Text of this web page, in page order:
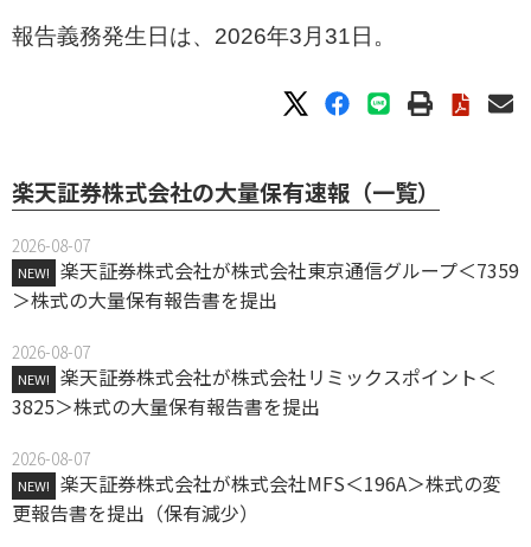
報告義務発生日は、2026年3月31日。
楽天証券株式会社の大量保有速報（一覧）
2026-08-07
NEW!
楽天証券株式会社が株式会社東京通信グループ＜7359
＞株式の大量保有報告書を提出
2026-08-07
NEW!
楽天証券株式会社が株式会社リミックスポイント＜
3825＞株式の大量保有報告書を提出
2026-08-07
NEW!
楽天証券株式会社が株式会社MFS＜196A＞株式の変
更報告書を提出（保有減少）